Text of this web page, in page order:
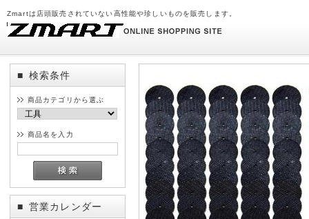
Zmartは店頭販売されていない高性能や珍しいものを販売します。
■ 検索条件
商品カテゴリから選ぶ
商品名を入力
■ 営業カレンダー